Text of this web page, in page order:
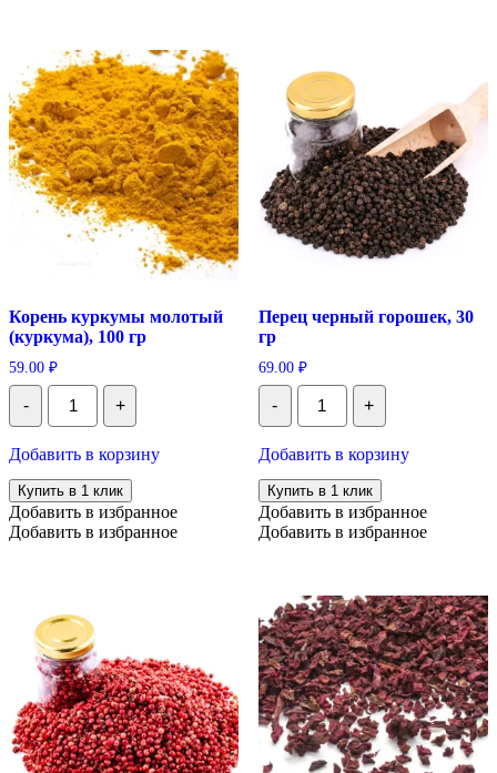
Корень куркумы молотый
(куркума), 100 гр
59.00 ₽
-
Количество
Корень
куркумы
(куркума),
100
гр
+
Добавить в корзину
Купить в 1 клик
Добавить в избранное
Добавить в избранное
Перец черный горошек, 30
гр
69.00 ₽
-
Количество
Перец
черный
30
гр
+
Добавить в корзину
Купить в 1 клик
Добавить в избранное
Добавить в избранное